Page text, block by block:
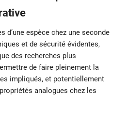
d’une espèce chez une seconde
et de sécurité évidentes,
des recherches plus
de faire pleinement la
impliqués, et potentiellement
analogues chez les